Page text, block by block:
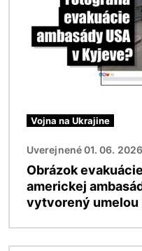
Vojna na Ukrajine
Uverejnené 01. 06.
Obrázok
americkej
vytvorený